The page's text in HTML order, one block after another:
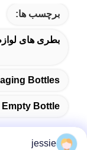
برچسب ها:
بطری های
Bottles
Bottle
jessie